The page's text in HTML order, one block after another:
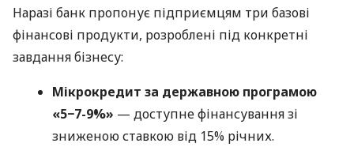
Наразі банк пропонує підприємцям три базові
фінансові продукти, розроблені під конкретні
завдання бізнесу:
Мікрокредит за державною програмою
«5−7-9%» — доступне фінансування зі
зниженою ставкою від 15% річних.